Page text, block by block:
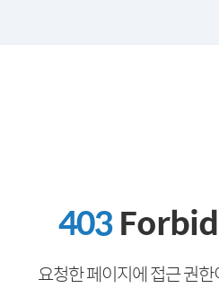
403
요청한 페이지에 접근 권